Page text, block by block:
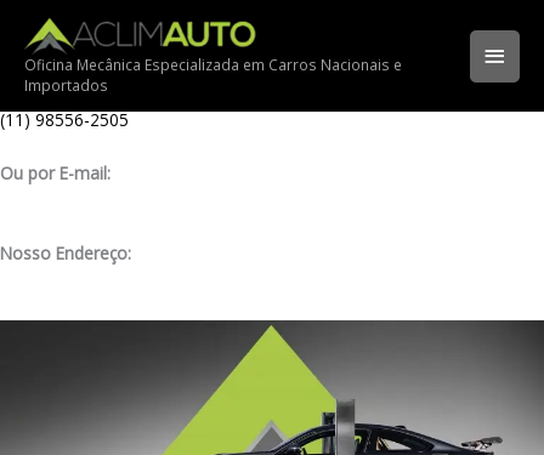
para
conteúdo
Oficina Mecânica Especializada em Carros Nacionais e
Importados
Ligue para nossa oficina:
(11) 3341-3969
Ligue pelo nosso WhatsApp:
(11) 98556-2505
Ou por E-mail:
Nosso Endereço: